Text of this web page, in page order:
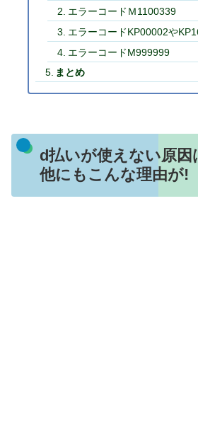
エラーコードＭ1100339
エラーコードKP00002や
エラーコードM999999
まとめ
d払いが使えない原因
他にもこんな理由が!